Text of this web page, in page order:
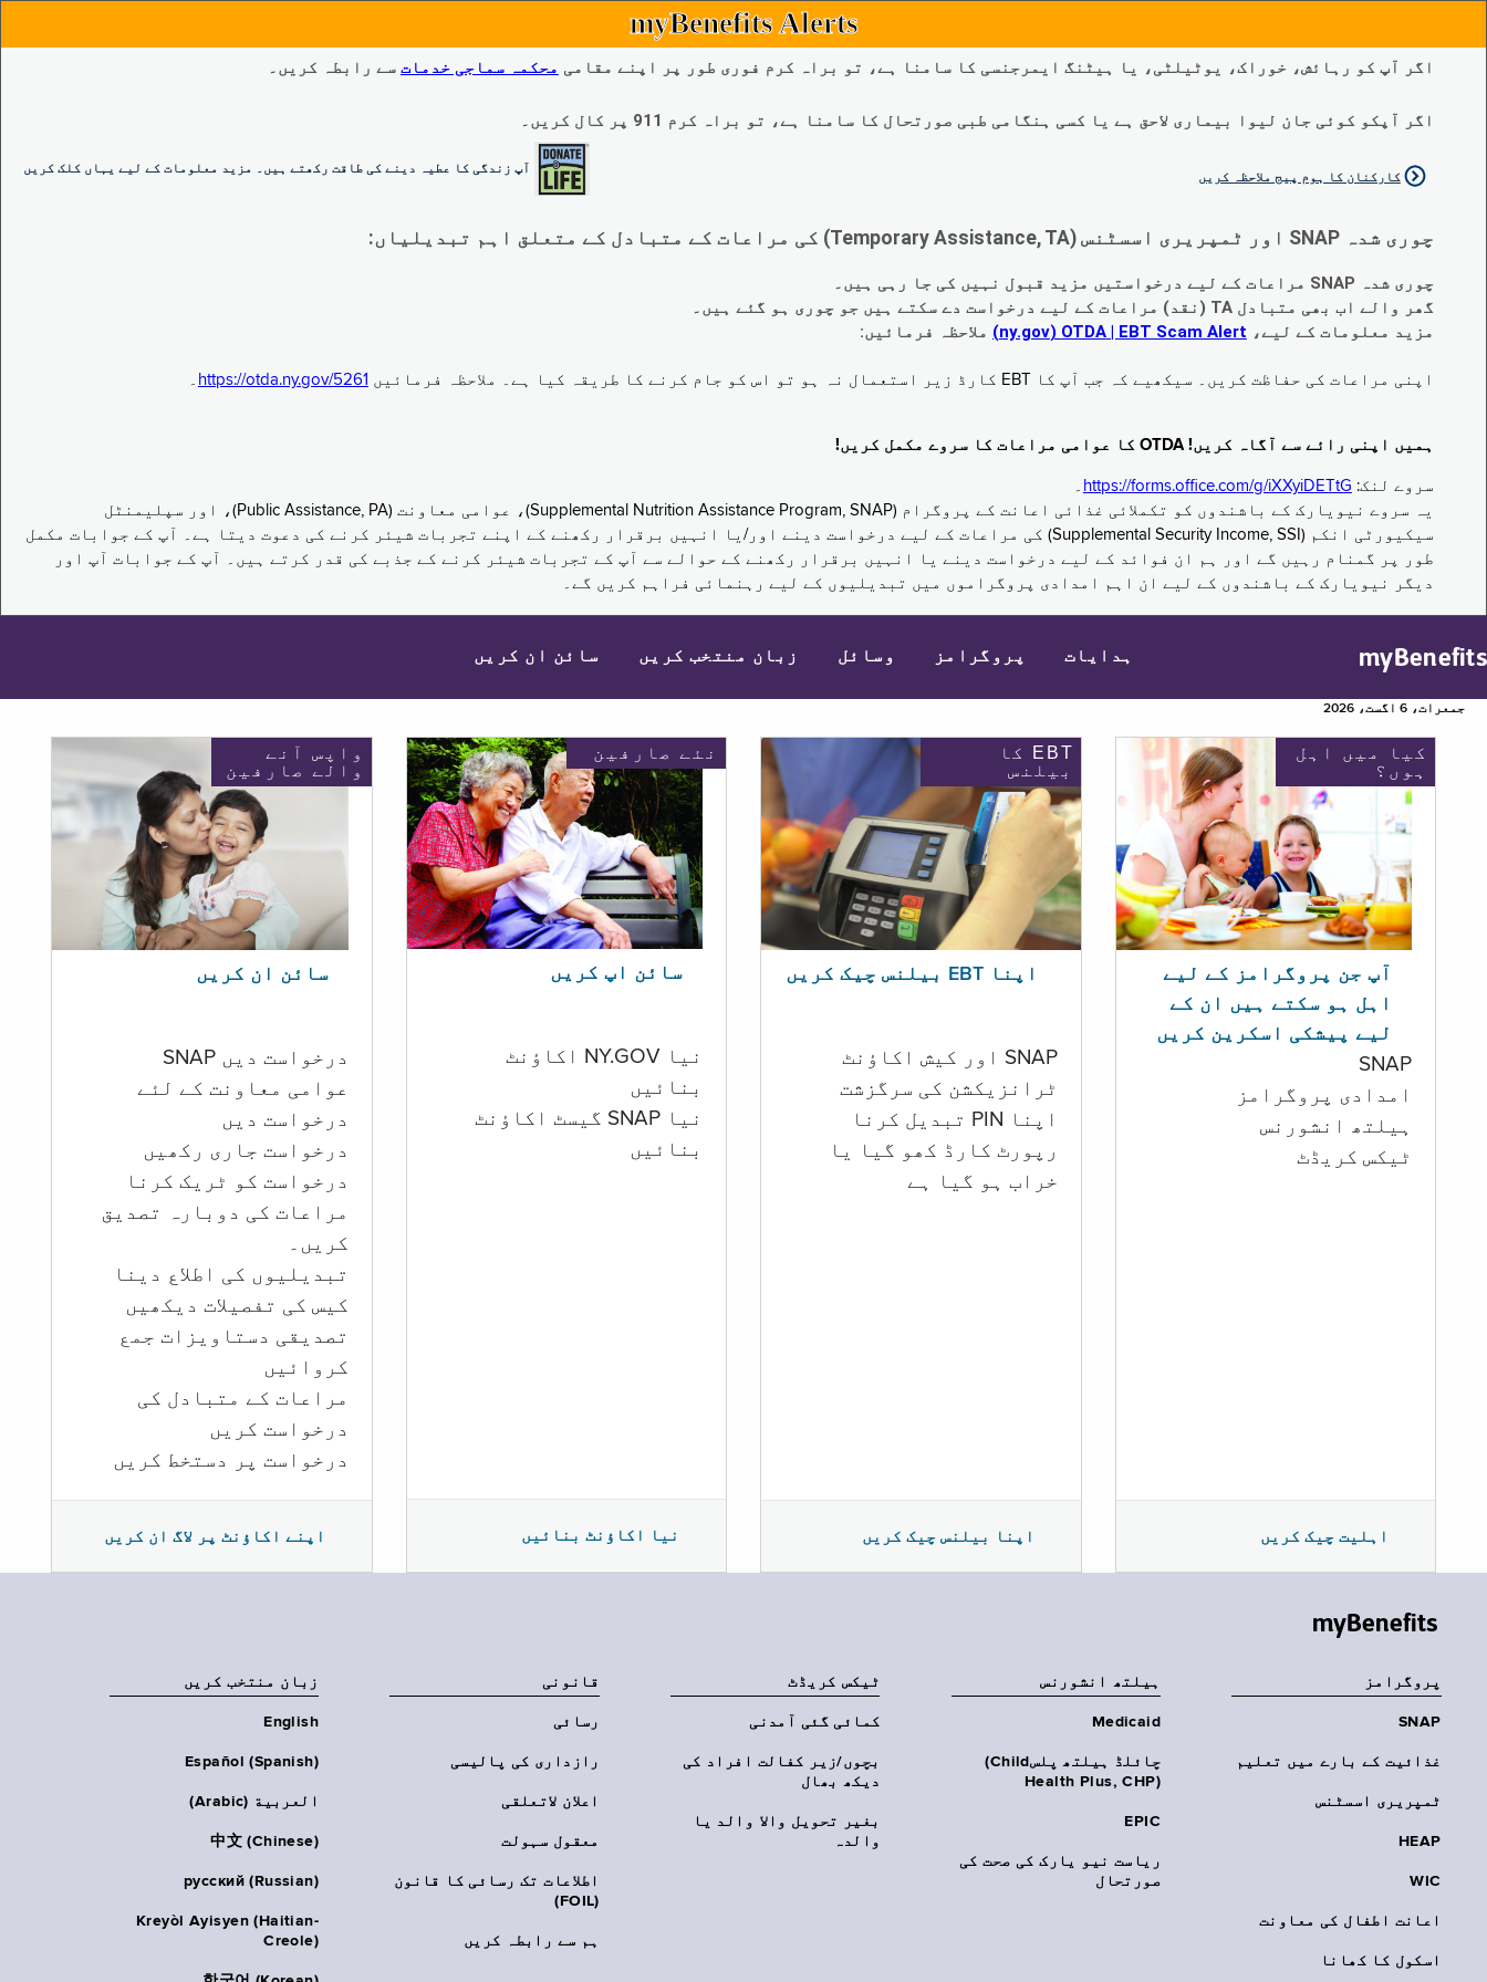
myBenefits Alerts
اگر آپ کو رہائش، خوراک، یوٹیلٹی، یا ہیٹنگ ایمرجنسی کا سامنا ہے، تو براہ کرم فوری طور پر اپنے مقامی محکمہ سماجی خدمات سے رابطہ کریں۔
اگر آپکو کوئی جان لیوا بیماری لاحق ہے یا کسی ہنگامی طبی صورتحال کا سامنا ہے، تو براہ کرم 911 پر کال کریں۔
آپ زندگی کا عطیہ دینے کی طاقت رکھتے ہیں۔ مزید معلومات کے لیے یہاں کلک کریں
کارکنان کا ہوم پیج ملاحظہ کریں
چوری شدہ SNAP اور ٹمپریری اسسٹنس (Temporary Assistance, TA) کی مراعات کے متبادل کے متعلق اہم تبدیلیاں:
چوری شدہ SNAP مراعات کے لیے درخواستیں مزید قبول نہیں کی جا رہی ہیں۔
گھر والے اب بھی متبادل TA (نقد) مراعات کے لیے درخواست دے سکتے ہیں جو چوری ہو گئے ہیں۔
مزید معلومات کے لیے، EBT Scam Alert ‏| OTDA ‏(ny.gov) ملاحظہ فرمائیں:
اپنی مراعات کی حفاظت کریں۔ سیکھیے کہ جب آپ کا EBT کارڈ زیر استعمال نہ ہو تو اس کو جام کرنے کا طریقہ کیا ہے۔ ملاحظہ فرمائیں https://otda.ny.gov/5261 ۔
ہمیں اپنی رائے سے آگاہ کریں! OTDA کا عوامی مراعات کا سروے مکمل کریں!
سروے لنک: https://forms.office.com/g/iXXyiDETtG ۔
یہ سروے نیویارک کے باشندوں کو تکملائی غذائی اعانت کے پروگرام (Supplemental Nutrition Assistance Program, SNAP)، عوامی معاونت (Public Assistance, PA)، اور سپلیمنٹل
سیکیورٹی انکم (Supplemental Security Income, SSI) کی مراعات کے لیے درخواست دینے اور/یا انہیں برقرار رکھنے کے اپنے تجربات شیئر کرنے کی دعوت دیتا ہے۔ آپ کے جوابات مکمل
طور پر گمنام رہیں گے اور ہم ان فوائد کے لیے درخواست دینے یا انہیں برقرار رکھنے کے حوالے سے آپ کے تجربات شیئر کرنے کے جذبے کی قدر کرتے ہیں۔ آپ کے جوابات آپ اور
دیگر نیویارک کے باشندوں کے لیے ان اہم امدادی پروگراموں میں تبدیلیوں کے لیے رہنمائی فراہم کریں گے۔
myBenefits ہدایات پروگرامز وسائل زبان منتخب کریں سائن ان کریں
جمعرات، 6 اگست، 2026
واپس آنے
والے صارفین
سائن ان کریں
درخواست دیں SNAP
عوامی معاونت کے لئے
درخواست دیں
درخواست جاری رکھیں
درخواست کو ٹریک کرنا
مراعات کی دوبارہ تصدیق
کریں۔
تبدیلیوں کی اطلاع دینا
کیس کی تفصیلات دیکھیں
تصدیقی دستاویزات جمع
کروائیں
مراعات کے متبادل کی
درخواست کریں
درخواست پر دستخط کریں
اپنے اکاؤنٹ پر لاگ ان کریں
نئے صارفین
سائن اپ کریں
نیا NY.GOV اکاؤنٹ
بنائیں
نیا SNAP گیسٹ اکاؤنٹ
بنائیں
نیا اکاؤنٹ بنائیں
EBT کا
بیلنس
اپنا EBT بیلنس چیک کریں
SNAP اور کیش اکاؤنٹ
ٹرانزیکشن کی سرگزشت
اپنا PIN تبدیل کرنا
رپورٹ کارڈ کھو گیا یا
خراب ہو گيا ہے
اپنا بیلنس چیک کریں
کیا میں اہل
ہوں؟
آپ جن پروگرامز کے لیے
اہل ہو سکتے ہیں ان کے
لیے پیشکی اسکرین کریں
SNAP
امدادی پروگرامز
‏ہیلتھ انشورنس
ٹیکس کریڈٹ
اہلیت چیک کریں
myBenefits
پروگرامز
SNAP
غذائیت کے بارے میں تعلیم
ٹمپریری اسسٹنس
HEAP
WIC
اعانت اطفال کی معاونت
اسکول کا کھانا
‏ہیلتھ انشورنس
Medicaid
چائلڈ ہیلتھ پلس‎(Child
Health Plus, CHP)‎
EPIC
ریاست نیو یارک کی صحت کی
صورتحال
ٹیکس کریڈٹ
کمائی گئی آمدنی
بچوں/زیر کفالت افراد کی
دیکھ بھال
بغیر تحویل والا والد یا
والدہ
قانونی
رسائی
رازداری کی پالیسی
اعلان لاتعلقی
معقول سہولت
اطلاعات تک رسائی کا قانون
(FOIL)
ہم سے رابطہ کریں
زبان منتخب کریں
English
Español (Spanish)
العربية (Arabic)
中文 (Chinese)
русский (Russian)
Kreyòl Ayisyen (Haitian-
Creole)